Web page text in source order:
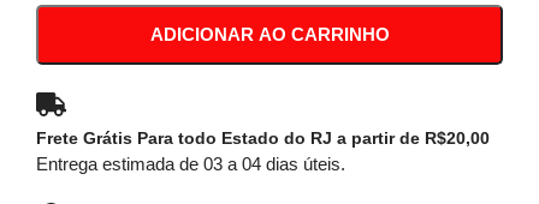
ADICIONAR AO CARRINHO
Frete Grátis Para todo Estado do RJ a partir de R$20,00
Entrega estimada de 03 a 04 dias úteis.